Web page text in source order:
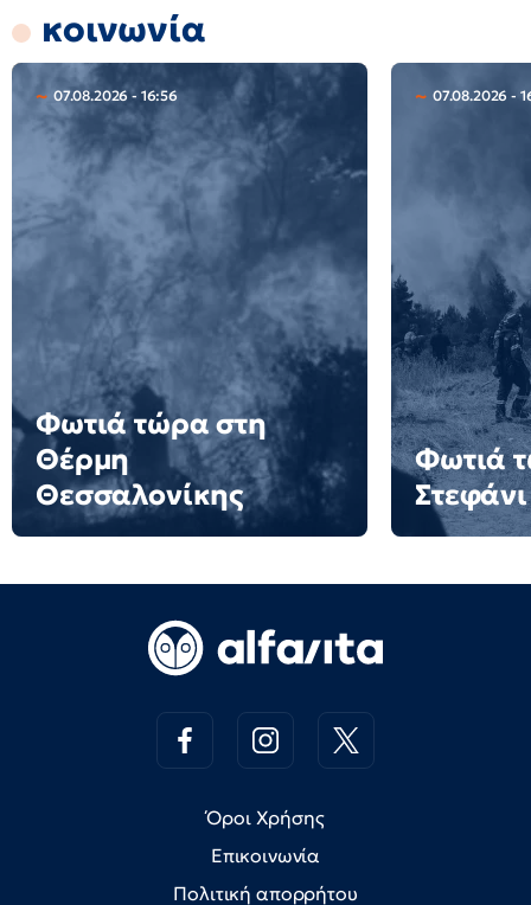
κοινωνία
07.08.2026 - 16:56
Φωτιά τώρα στη
Θέρμη
Θεσσαλονίκης
07.08.2026 -
Φωτιά
Όροι Χρήσης
Επικοινωνία
Πολιτική απορρήτου